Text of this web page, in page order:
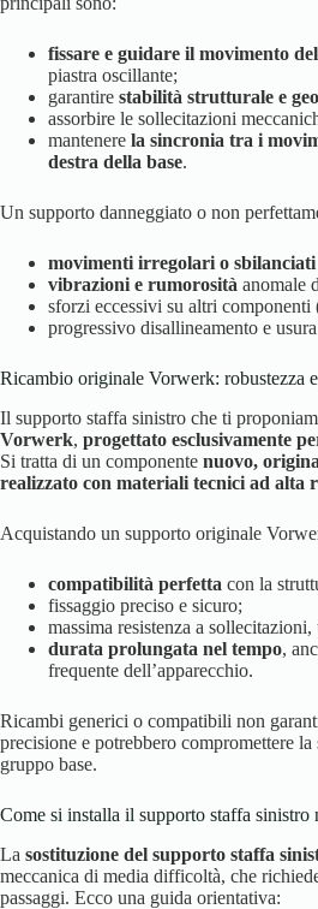
fissare e guidare il movimento
piastra oscillante;
garantire stabilità strutturale e
assorbire le sollecitazioni
mantenere la sincronia tra i
destra della base.
Un supporto danneggiato o non
movimenti irregolari o sbilanciati
vibrazioni e rumorosità anomale
sforzi eccessivi su altri componenti
progressivo disallineamento e
Ricambio originale Vorwerk: robustezza
Il supporto staffa sinistro che ti
Vorwerk, progettato esclusivamente
Si tratta di un componente nuovo,
realizzato con materiali tecnici ad alta
Acquistando un supporto originale
compatibilità perfetta con la
fissaggio preciso e sicuro;
massima resistenza a
durata prolungata nel tempo,
frequente dell’apparecchio.
Ricambi generici o compatibili non
precisione e potrebbero compromettere
gruppo base.
Come si installa il supporto staffa sinistro
La sostituzione del supporto staffa
meccanica di media difficoltà, che
passaggi. Ecco una guida orientativa: